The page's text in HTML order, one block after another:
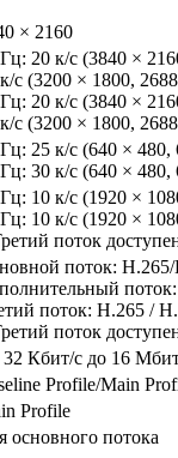
× 2160
20 к/с (3840 ×
с (3200 × 1800,
20 к/с (3840 ×
с (3200 × 1800,
25 к/с (640 × 480,
30 к/с (640 × 480,
10 к/с (1920 ×
10 к/с (1920 ×
поток
поток:
поток: H.265 /
поток
Кбит/с до 16
Profile/Main
Profile
основного потока